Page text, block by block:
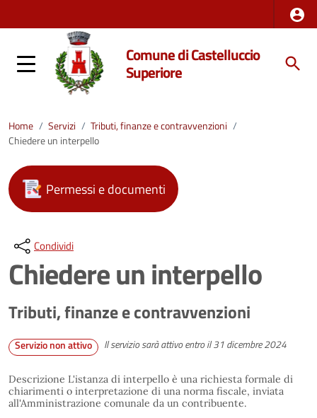
Comune di Castelluccio
Superiore
Home / Servizi / Tributi, finanze e contravvenzioni /
Chiedere un interpello
Permessi e documenti
Condividi
Chiedere un interpello
Tributi, finanze e contravvenzioni
Servizio non attivo Il servizio sarà attivo entro il 31 dicembre 2024
Descrizione L'istanza di interpello è una richiesta formale di
chiarimenti o interpretazione di una norma fiscale, inviata
all'Amministrazione comunale da un contribuente.